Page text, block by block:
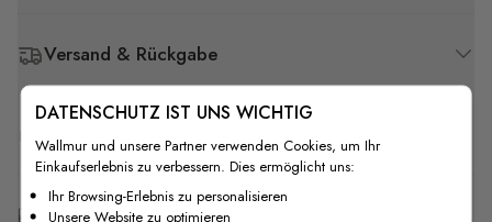
Versand & Rückgabe
F.A.Q
Kostenlose Anpassung
DATENSCHUTZ IST UNS WICHTIG
Wallmur und unsere Partner verwenden Cookies, um Ihr
Einkaufserlebnis zu verbessern. Dies ermöglicht uns:
Ihr Browsing-Erlebnis zu personalisieren
Unsere Website zu optimieren